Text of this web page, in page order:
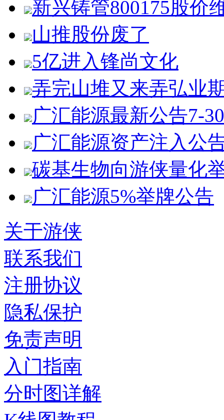
新兴铸管800175股价
山推股份废了
5亿进入锋尚文化
弄完山堆又来弄弘业
广汇能源最新公告7-30
广汇能源资产注入公
碳基生物向游侠量化
广汇能源5%举牌公告
关于游侠
联系我们
注册协议
隐私保护
免责声明
入门指南
分时图详解